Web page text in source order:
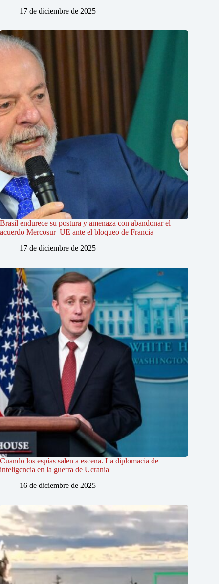
17 de diciembre de 2025
Brasil endurece su postura y amenaza con abandonar el
acuerdo Mercosur–UE ante el bloqueo de Francia
17 de diciembre de 2025
Cuando los espías salen a escena. La diplomacia de
inteligencia en la guerra de Ucrania
16 de diciembre de 2025